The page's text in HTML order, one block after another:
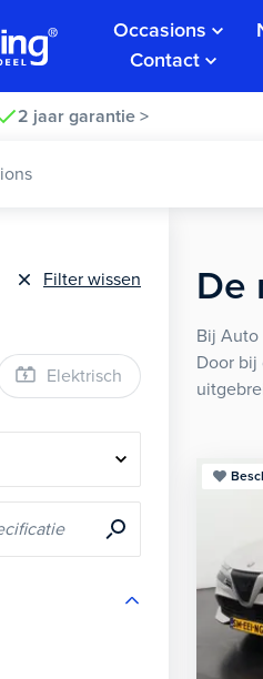
Occasions
Contact
2 jaar garantie >
Filter wissen
Elektrisch
De
Bij Auto
Door bij